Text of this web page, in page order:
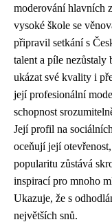
moderování hlavních
vysoké škole se
připravil setkání s
talent a píle nezůstaly
ukázat své kvality i
její profesionální
schopnost
Její profil na
oceňují její
popularitu zůstává
inspirací pro mnoho
Ukazuje, že s
největších snů.